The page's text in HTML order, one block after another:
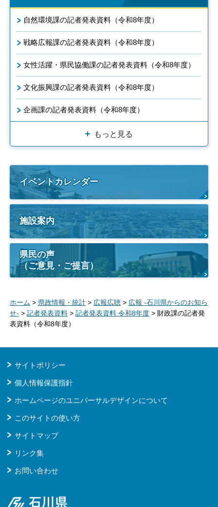
自然環境課の記者発表資料（令和8年度）
戦略広報課の記者発表資料（令和8年度）
女性活躍・県民協働課の記者発表資料（令和8年度）
文化振興課の記者発表資料（令和8年度）
企画課の記者発表資料（令和8年度）
もっと見る
イベントカレンダー
施設案内
県民の声
（ご意見・ご提言）
ホーム > 県政情報・統計 > 広報広聴 > 広報 -石川県からのお知ら
せ- > 記者発表資料 > 記者発表資料 令和8年度 > 財政課の記者発
表資料（令和8年度）
サイトポリシー
個人情報保護指針
ホームページのユニバーサルデザインについて
このサイトの使い方
サイトマップ
リンク集
お問い合わせ
石川県